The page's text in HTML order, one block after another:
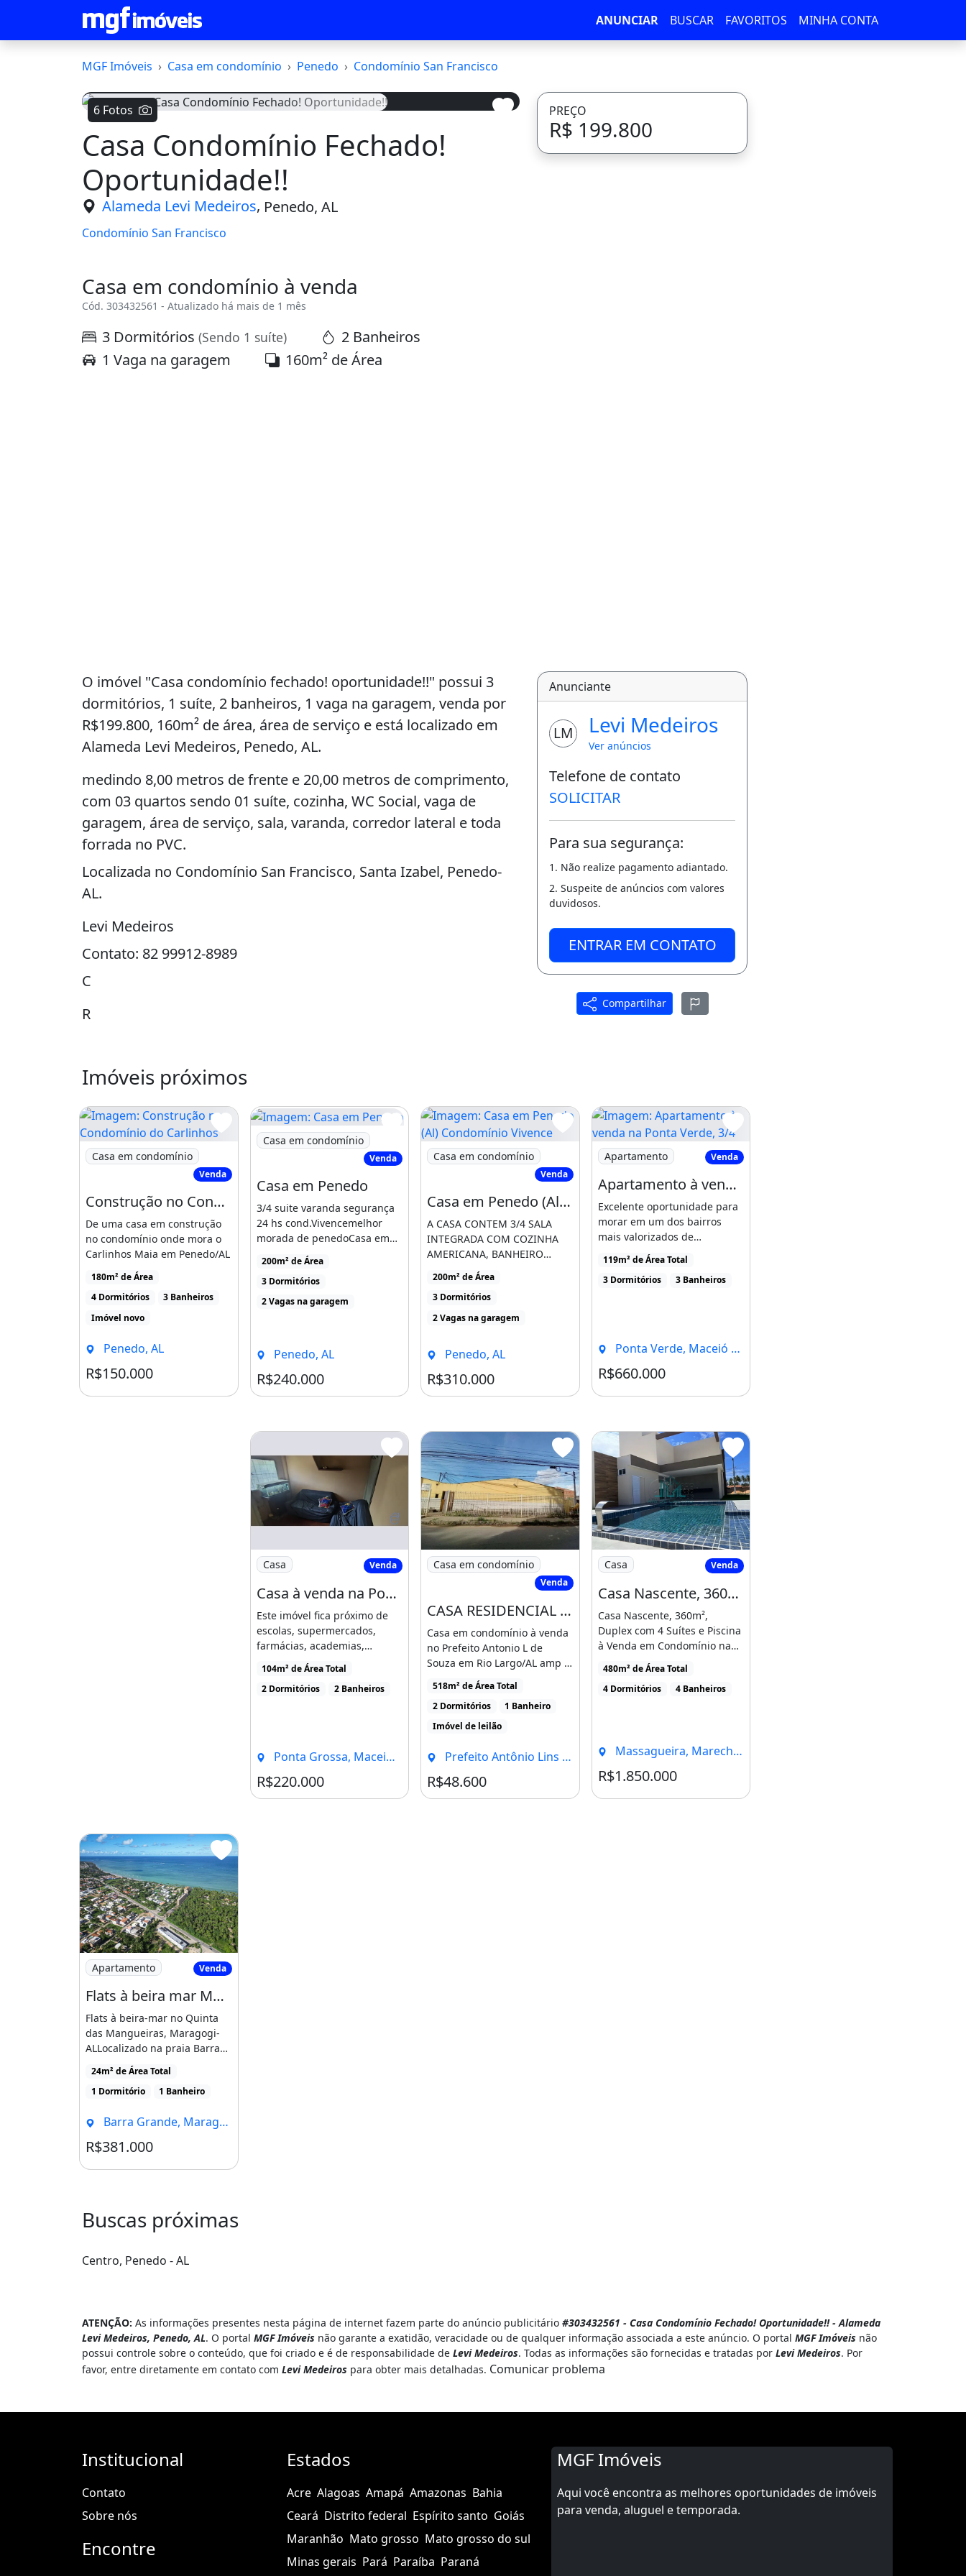
ANUNCIAR BUSCAR FAVORITOS MINHA CONTA
MGF Imóveis Casa em condomínio Penedo Condomínio San Francisco
6 Fotos
Casa Condomínio Fechado!
Oportunidade!!
Alameda Levi Medeiros, Penedo, AL
Condomínio San Francisco
Casa em condomínio à venda
Cód. 303432561 - Atualizado há mais de 1 mês
3 Dormitórios (Sendo 1 suíte)
2 Banheiros
1 Vaga na garagem
160m² de Área
PREÇO
R$ 199.800
O imóvel "Casa condomínio fechado! oportunidade!!" possui 3
dormitórios, 1 suíte, 2 banheiros, 1 vaga na garagem, venda por
R$199.800, 160m² de área, área de serviço e está localizado em
Alameda Levi Medeiros, Penedo, AL.
medindo 8,00 metros de frente e 20,00 metros de comprimento,
com 03 quartos sendo 01 suíte, cozinha, WC Social, vaga de
garagem, área de serviço, sala, varanda, corredor lateral e toda
forrada no PVC.
Localizada no Condomínio San Francisco, Santa Izabel, Penedo-
AL.
Levi Medeiros
Contato: 82 99912-8989
C
R
C
NAI: 41350
Varanda Área de serviço
Anunciante
LM Levi Medeiros
Ver anúncios
Telefone de contato
SOLICITAR
Para sua segurança:
1. Não realize pagamento adiantado.
2. Suspeite de anúncios com valores
duvidosos.
ENTRAR EM CONTATO
Compartilhar
Imóveis próximos
Imagem: Construção no Condomínio do Carlinhos
Casa em condomínio
Venda
Construção no Condomínio do Carlinhos Maia
De uma casa em construção
no condomínio onde mora o
Carlinhos Maia em Penedo/AL
180m² de Área
4 Dormitórios
3 Banheiros
Imóvel novo
Penedo, AL
R$150.000 Condomínio R$150
Imagem: Casa em Penedo
Casa em condomínio
Venda
Casa em Penedo
3/4 suite varanda segurança
24 hs cond.Vivencemelhor
morada de penedoCasa em
condomínio com 3
dormitórios, 4 suítes, 2 vagas
na garagem, venda por
R$240.000, 200m² de [...]
200m² de Área
3 Dormitórios
2 Vagas na garagem
Penedo, AL
R$240.000
Imagem: Casa em Penedo (Al) Condomínio Vivence
Casa em condomínio
Venda
Casa em Penedo (Al) Condomínio Vivence
A CASA CONTEM 3/4 SALA
INTEGRADA COM COZINHA
AMERICANA, BANHEIRO
SOCIAL, DUAS SUÍTES, AMPLA
ÁREA DE [...]
200m² de Área
3 Dormitórios
2 Vagas na garagem
Penedo, AL
R$310.000
Imagem: Apartamento à venda na Ponta Verde, 3/4
Apartamento Venda
Apartamento à venda na Ponta Verde, 3/4 sendo 1 suíte, 87m2, R$ 660.000,00
Excelente oportunidade para
morar em um dos bairros
mais valorizados de
Maceió!Este confortável
apartamento [...]
119m² de Área Total
3 Dormitórios
3 Banheiros
Ponta Verde, Maceió - AL
R$660.000
Imagem: Casa à venda na Ponta Grossa, ótimo local
Casa Venda
Casa à venda na Ponta Grossa, ótimo local, 2/4, salas de estar e jantar, 104m2
Este imóvel fica próximo de
escolas, supermercados,
farmácias, academias,
restaurantes regionais, [...]
104m² de Área Total
2 Dormitórios
2 Banheiros
Ponta Grossa, Maceió - AL
R$220.000
Imagem: CASA RESIDENCIAL em Rio Largo - AL, Prefeito
Casa em condomínio
Venda
CASA RESIDENCIAL em Rio Largo - AL, Prefeito Antônio Lins de Souza
Casa em condomínio à venda
no Prefeito Antonio L de
Souza em Rio Largo/AL amp lt
br amp gt amp lt [...]
518m² de Área Total
2 Dormitórios
1 Banheiro
Imóvel de leilão
Prefeito Antônio Lins de Souza, Rio Largo - AL
R$48.600
Imagem: Casa Nascente, 360m², Duplex com 4 Suítes
Casa Venda
Casa Nascente, 360m², Duplex com 4 Suítes e Piscina à Venda em Condomínio na
Casa Nascente, 360m²,
Duplex com 4 Suítes e Piscina
à Venda em Condomínio na
Massagueira - Marechal [...]
480m² de Área Total
4 Dormitórios
4 Banheiros
Massagueira, Marechal Deodoro - AL
R$1.850.000
Imagem: Flats à beira mar Maragogi, Alagoas
Apartamento Venda
Flats à beira mar Maragogi, Alagoas
Flats à beira-mar no Quinta
das Mangueiras, Maragogi-
ALLocalizado na praia Barra
GrandeAceita
financiamento!Informações
[...]
24m² de Área Total
1 Dormitório
1 Banheiro
Barra Grande, Maragogi - AL
R$381.000
Buscas próximas
Centro, Penedo - AL
ATENÇÃO: As informações presentes nesta página de internet fazem parte do anúncio publicitário #303432561 - Casa Condomínio Fechado! Oportunidade!! - Alameda
Levi Medeiros, Penedo, AL. O portal MGF Imóveis não garante a exatidão, veracidade ou de qualquer informação associada a este anúncio. O portal MGF Imóveis não
possui controle sobre o conteúdo, que foi criado e é de responsabilidade de Levi Medeiros. Todas as informações são fornecidas e tratadas por Levi Medeiros. Por
favor, entre diretamente em contato com Levi Medeiros para obter mais detalhadas. Comunicar problema
Institucional
Contato
Sobre nós
Encontre
Estados
Acre Alagoas Amapá Amazonas Bahia
Ceará Distrito federal Espírito santo Goiás
Maranhão Mato grosso Mato grosso do sul
Minas gerais Pará Paraíba Paraná
MGF Imóveis
Aqui você encontra as melhores oportunidades de imóveis
para venda, aluguel e temporada.